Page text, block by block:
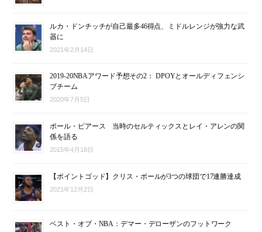
ルカ・ドンチッチが自己最多46得点、ミドルレンジが強力な武
器に
2021年2月14日
2019-20NBAアワード予想その2： DPOYとオールディフェンシ
ブチーム
2020年7月5日
ポール・ピアース 当時のセルティックスとレイ・アレンの関
係を語る
2015年4月18日
【ポイントゴッド】クリス・ポールが3つの球団で17連勝達成
2021年12月2日
ベスト・オブ・NBA：デマー・デローザンのフットワーク